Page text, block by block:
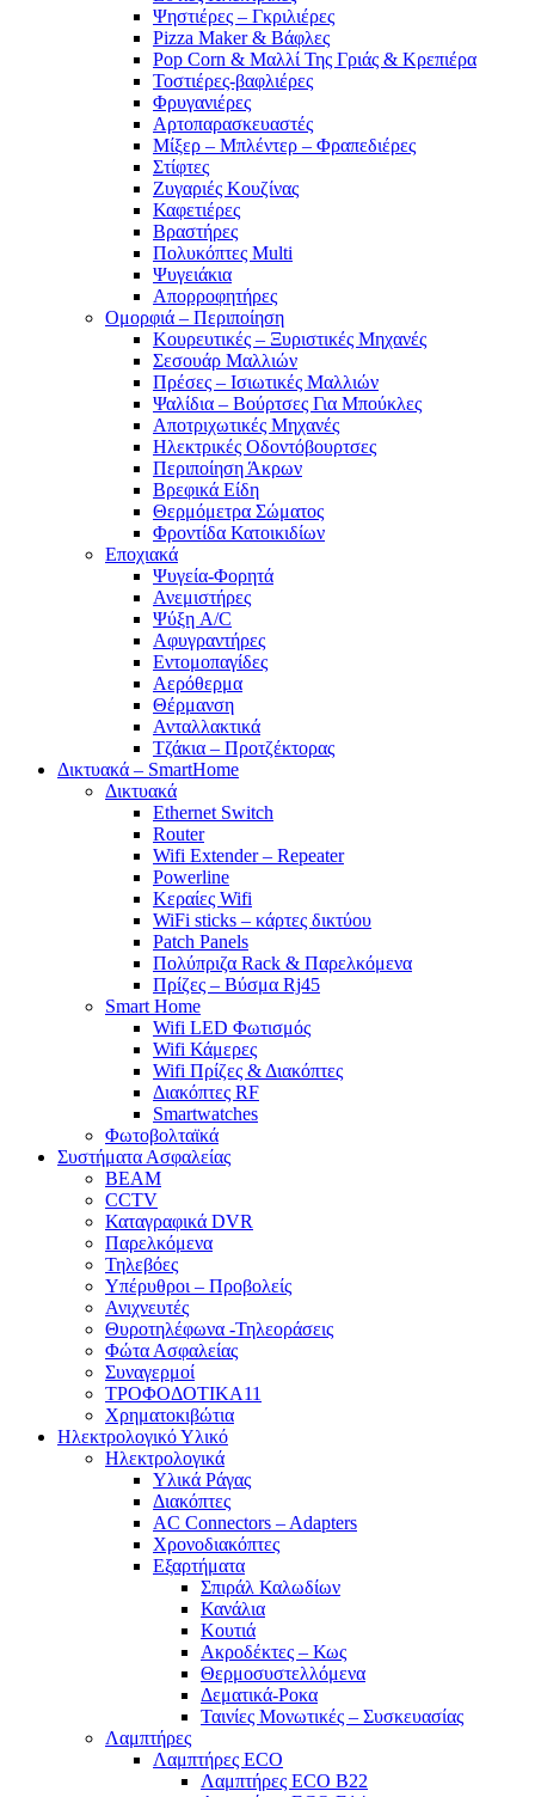
Ψηστιέρες – Γκριλιέρες
Pizza Maker & Βάφλες
Pop Corn & Μαλλί Της Γριάς & Κρεπιέρα
Τοστιέρες-βαφλιέρες
Φρυγανιέρες
Αρτοπαρασκευαστές
Μίξερ – Μπλέντερ – Φραπεδιέρες
Στίφτες
Ζυγαριές Κουζίνας
Καφετιέρες
Βραστήρες
Πολυκόπτες Multi
Ψυγειάκια
Απορροφητήρες
Ομορφιά – Περιποίηση
Κουρευτικές – Ξυριστικές Μηχανές
Σεσουάρ Μαλλιών
Πρέσες – Ισιωτικές Μαλλιών
Ψαλίδια – Βούρτσες Για Μπούκλες
Αποτριχωτικές Μηχανές
Ηλεκτρικές Οδοντόβουρτσες
Περιποίηση Άκρων
Βρεφικά Είδη
Θερμόμετρα Σώματος
Φροντίδα Κατοικιδίων
Εποχιακά
Ψυγεία-Φορητά
Ανεμιστήρες
Ψύξη A/C
Αφυγραντήρες
Εντομοπαγίδες
Αερόθερμα
Θέρμανση
Ανταλλακτικά
Τζάκια – Προτζέκτορας
Δικτυακά – SmartHome
Δικτυακά
Ethernet Switch
Router
Wifi Extender – Repeater
Powerline
Κεραίες Wifi
WiFi sticks – κάρτες δικτύου
Patch Panels
Πολύπριζα Rack & Παρελκόμενα
Πρίζες – Βύσμα Rj45
Smart Home
Wifi LED Φωτισμός
Wifi Κάμερες
Wifi Πρίζες & Διακόπτες
Διακόπτες RF
Smartwatches
Φωτοβολταϊκά
Συστήματα Ασφαλείας
BEAM
CCTV
Καταγραφικά DVR
Παρελκόμενα
Τηλεβόες
Υπέρυθροι – Προβολείς
Ανιχνευτές
Θυροτηλέφωνα -Τηλεοράσεις
Φώτα Ασφαλείας
Συναγερμοί
ΤΡΟΦΟΔΟΤΙΚΑ11
Χρηματοκιβώτια
Ηλεκτρολογικό Υλικό
Ηλεκτρολογικά
Υλικά Ράγας
Διακόπτες
AC Connectors – Adapters
Χρονοδιακόπτες
Εξαρτήματα
Σπιράλ Καλωδίων
Κανάλια
Κουτιά
Ακροδέκτες – Κως
Θερμοσυστελλόμενα
Δεματικά-Ροκα
Ταινίες Μονωτικές – Συσκευασίας
Λαμπτήρες
Λαμπτήρες ECO
Λαμπτήρες ECO B22